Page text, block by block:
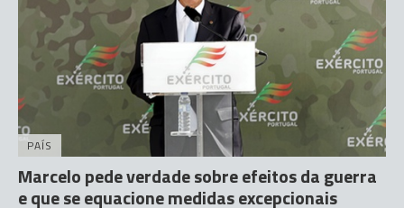
PAÍS
Marcelo pede verdade sobre efeitos da guerra
e que se equacione medidas excepcionais